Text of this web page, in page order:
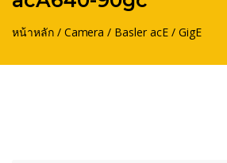
หน้าหลัก/ Camera / Basler acE/ GigE